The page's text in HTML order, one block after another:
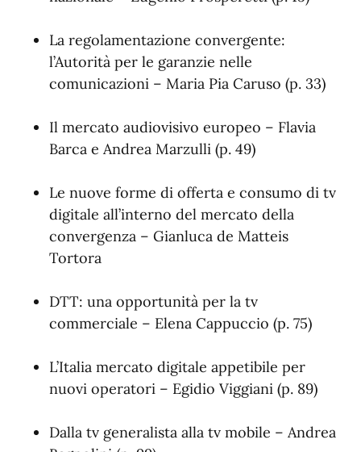
La regolamentazione convergente:
l’Autorità per le garanzie nelle
comunicazioni – Maria Pia Caruso (p. 33)
Il mercato audiovisivo europeo – Flavia
Barca e Andrea Marzulli (p. 49)
Le nuove forme di offerta e consumo di tv
digitale all’interno del mercato della
convergenza – Gianluca de Matteis
Tortora
DTT: una opportunità per la tv
commerciale – Elena Cappuccio (p. 75)
L’Italia mercato digitale appetibile per
nuovi operatori – Egidio Viggiani (p. 89)
Dalla tv generalista alla tv mobile – Andrea